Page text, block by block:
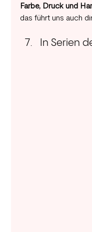
Farbe, Druck und
das führt uns auch
In Serien